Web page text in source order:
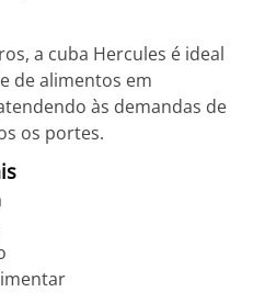
a cuba Hercules é ideal
de alimentos em
às demandas de
os portes.